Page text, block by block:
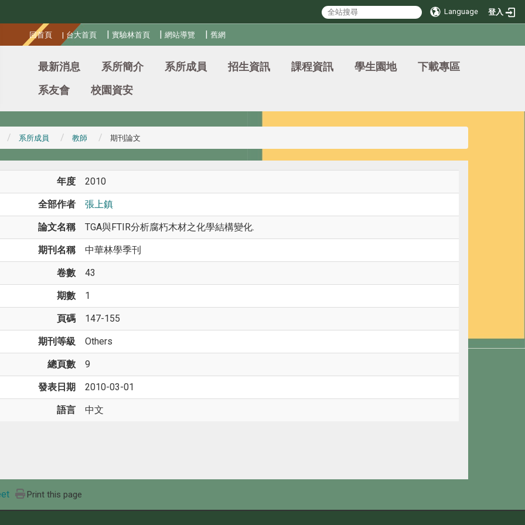
Language 登入
回首頁 | 台大首頁 | 實驗林首頁 |網站導覽 |舊網
最新消息 系所簡介 系所成員 招生資訊 課程資訊 學生園地
下載專區
系友會
校園資安
系所成員 教師 期刊論文
年度 2010
全部作者 張上鎮
論文名稱 TGA與FTIR分析腐朽木材之化學結構變化.
期刊名稱 中華林學季刊
卷數 43
期數 1
頁碼 147-155
期刊等級 Others
總頁數 9
發表日期 2010-03-01
語言 中文
Print this page